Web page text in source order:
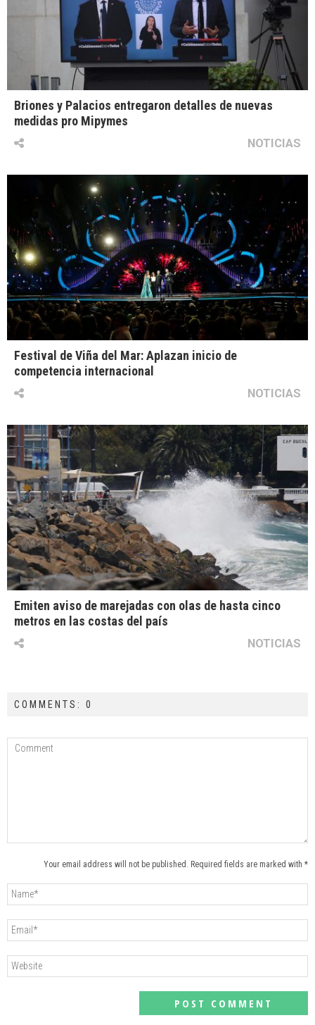
Briones y Palacios entregaron detalles de nuevas
medidas pro Mipymes
NOTICIAS
Festival de Viña del Mar: Aplazan inicio de
competencia internacional
NOTICIAS
Emiten aviso de marejadas con olas de hasta cinco
metros en las costas del país
NOTICIAS
COMMENTS: 0
Your email address will not be published. Required fields are marked with *